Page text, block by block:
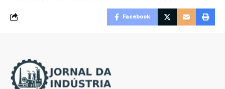
Facebook